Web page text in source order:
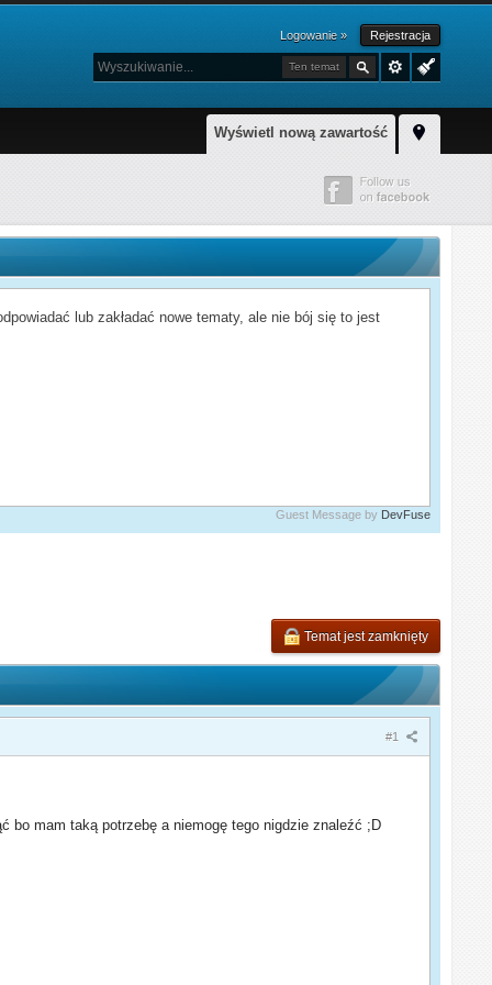
Logowanie » Rejestracja
Ten temat
Wyświetl nową zawartość
lub zakładać nowe tematy, ale nie bój się to jest
Guest Message by DevFuse
Temat jest zamknięty
#1
bo mam taką potrzebę a niemogę tego nigdzie znaleźć ;D